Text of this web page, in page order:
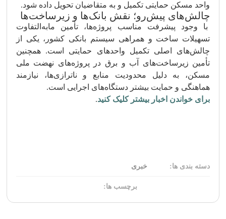
واحد مسکن حمایتی تکمیل و به متقاضیان تحویل داده شود.
چالش‌های پیش‌رو؛ نقش بانک‌ها و زیرساخت‌ها
با وجود پیشرفت مناسب پروژه‌ها، تأمین مابه‌التفاوت
تسهیلات ساخت و همراهی سیستم بانکی کشور، یکی از
چالش‌های اصلی تکمیل واحدهای حمایتی است. همچنین
تأمین زیرساخت‌های آب و برق در پروژه‌های نهضت ملی
مسکن، به دلیل محدودیت منابع و ناترازی‌ها، نیازمند
هماهنگی و حمایت بیشتر دستگاه‌های اجرایی است.
برای خواندن اخبار بیشتر کلیک کنید.
دسته بندی ها: خبری
برچسب ها: